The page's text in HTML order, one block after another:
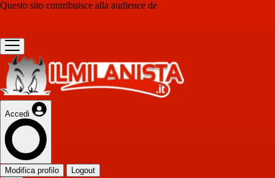
Questo sito contribuisce alla audience de
Accedi
Modifica profilo Logout